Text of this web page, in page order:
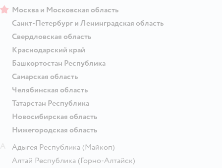
Москва и Московская область
Санкт-Петербург и Ленинградская область
Свердловская область
Краснодарский край
Башкортостан Республика
Самарская область
Челябинская область
Татарстан Республика
Новосибирская область
Нижегородская область
Адыгея Республика (Майкоп)
Алтай Республика (Горно-Алтайск)